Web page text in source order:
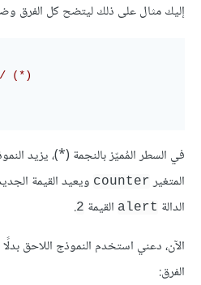
إليك مثال على ذلك ليتضح كل الفرق
(*)
في السطر المُميّز بالنجمة (*)، يزيد
المتغير counter ويعيد القيمة
الدالة alert القيمة 2
.
الآن، دعني استخدم النموذج اللاحق
الفرق: